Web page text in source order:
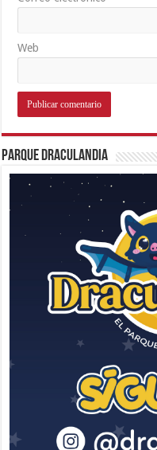
Web
Parque Draculandia